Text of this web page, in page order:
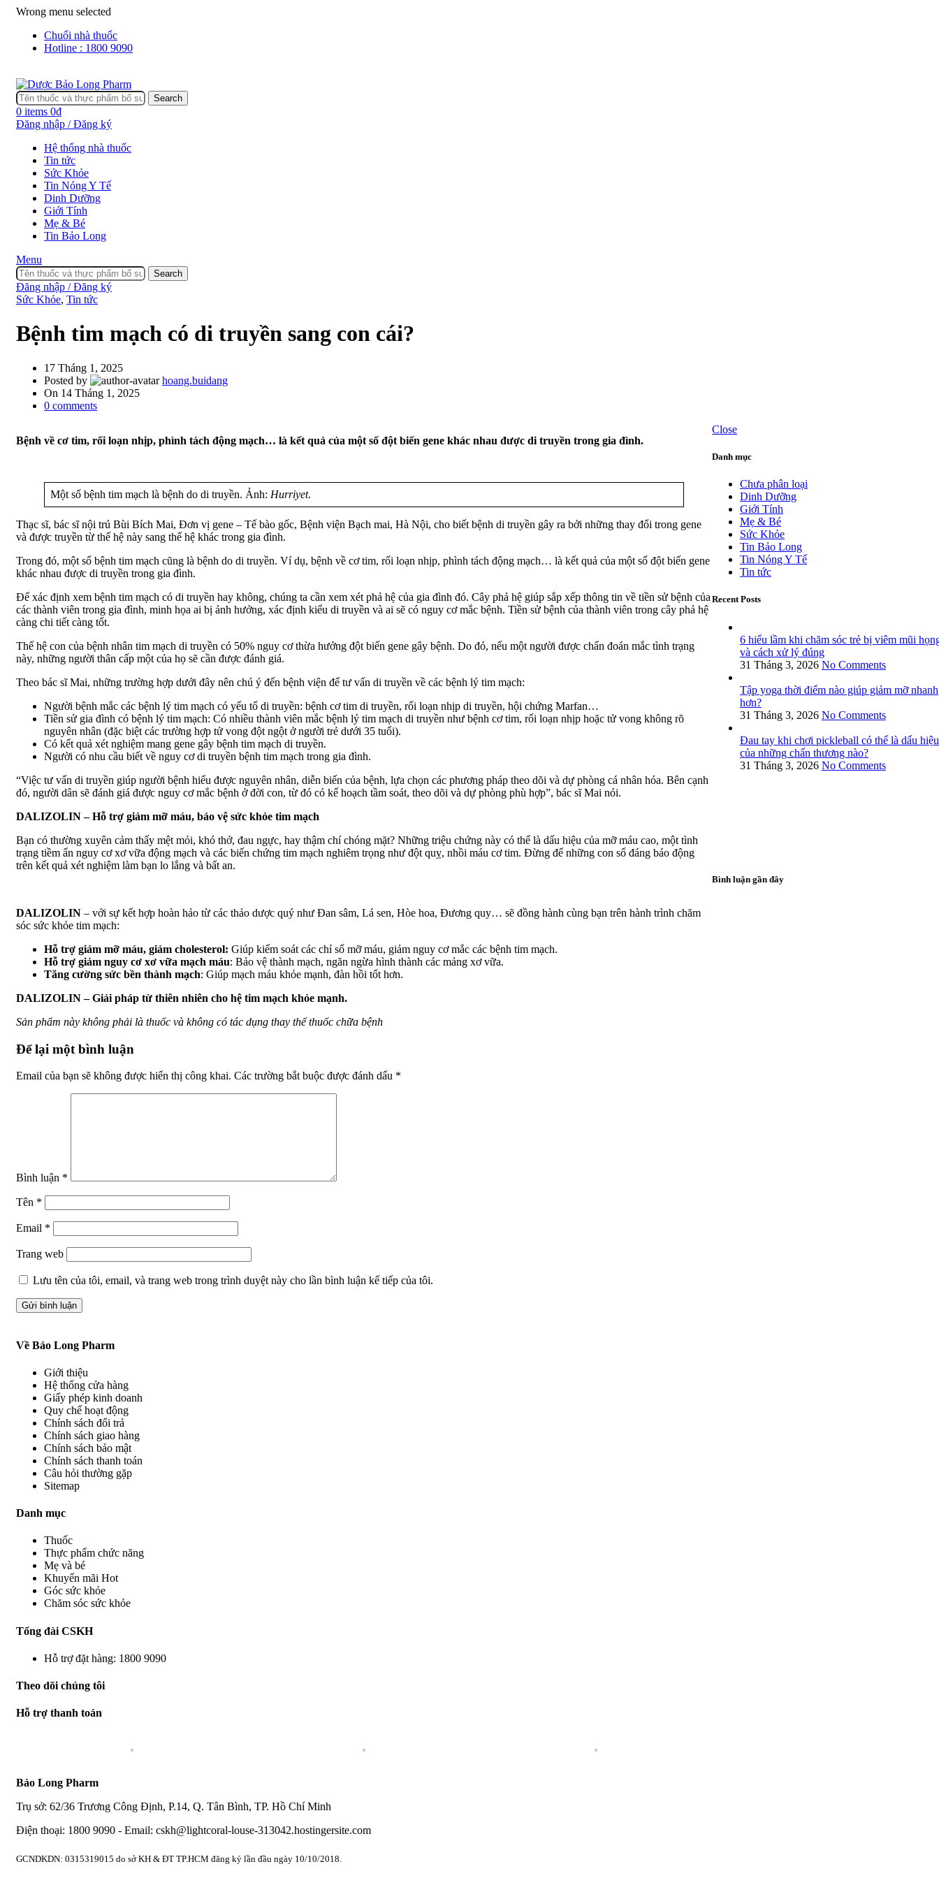
Wrong menu selected
Chuổi nhà thuốc
Hotline : 1800 9090
Search
0 items 0₫
Đăng nhập / Đăng ký
Hệ thống nhà thuốc
Tin tức
Sức Khỏe
Tin Nóng Y Tế
Dinh Dưỡng
Giới Tính
Mẹ & Bé
Tin Bảo Long
Menu
Search
Đăng nhập / Đăng ký
Sức Khỏe, Tin tức
Bệnh tim mạch có di truyền sang con cái?
17 Tháng 1, 2025
Posted by
hoang.buidang
On 14 Tháng 1, 2025
0 comments
Bệnh về cơ tim, rối loạn nhịp, phình tách động mạch… là kết quả của một số đột biến gene khác nhau được di truyền trong gia đình.
Một số bệnh tim mạch là bệnh do di truyền. Ảnh: Hurriyet.
Thạc sĩ, bác sĩ nội trú Bùi Bích Mai, Đơn vị gene – Tế bào gốc, Bệnh viện Bạch mai, Hà Nội, cho biết bệnh di truyền gây ra bởi những thay đổi trong gene
và được truyền từ thế hệ này sang thế hệ khác trong gia đình.
Trong đó, một số bệnh tim mạch cũng là bệnh do di truyền. Ví dụ, bệnh về cơ tim, rối loạn nhịp, phình tách động mạch… là kết quả của một số đột biến gene
khác nhau được di truyền trong gia đình.
Để xác định xem bệnh tim mạch có di truyền hay không, chúng ta cần xem xét phả hệ của gia đình đó. Cây phả hệ giúp sắp xếp thông tin về tiền sử bệnh của
các thành viên trong gia đình, minh họa ai bị ảnh hưởng, xác định kiểu di truyền và ai sẽ có nguy cơ mắc bệnh. Tiền sử bệnh của thành viên trong cây phả hệ
càng chi tiết càng tốt.
Thế hệ con của bệnh nhân tim mạch di truyền có 50% nguy cơ thừa hưởng đột biến gene gây bệnh. Do đó, nếu một người được chẩn đoán mắc tình trạng
này, những người thân cấp một của họ sẽ cần được đánh giá.
Theo bác sĩ Mai, những trường hợp dưới đây nên chú ý đến bệnh viện để tư vấn di truyền về các bệnh lý tim mạch:
Người bệnh mắc các bệnh lý tim mạch có yếu tố di truyền: bệnh cơ tim di truyền, rối loạn nhịp di truyền, hội chứng Marfan…
Tiền sử gia đình có bệnh lý tim mạch: Có nhiều thành viên mắc bệnh lý tim mạch di truyền như bệnh cơ tim, rối loạn nhịp hoặc tử vong không rõ
nguyên nhân (đặc biệt các trường hợp tử vong đột ngột ở người trẻ dưới 35 tuổi).
Có kết quả xét nghiệm mang gene gây bệnh tim mạch di truyền.
Người có nhu cầu biết về nguy cơ di truyền bệnh tim mạch trong gia đình.
“Việc tư vấn di truyền giúp người bệnh hiểu được nguyên nhân, diễn biến của bệnh, lựa chọn các phương pháp theo dõi và dự phòng cá nhân hóa. Bên cạnh
đó, người dân sẽ đánh giá được nguy cơ mắc bệnh ở đời con, từ đó có kế hoạch tầm soát, theo dõi và dự phòng phù hợp”, bác sĩ Mai nói.
DALIZOLIN – Hỗ trợ giảm mỡ máu, bảo vệ sức khỏe tim mạch
Bạn có thường xuyên cảm thấy mệt mỏi, khó thở, đau ngực, hay thậm chí chóng mặt? Những triệu chứng này có thể là dấu hiệu của mỡ máu cao, một tình
trạng tiềm ẩn nguy cơ xơ vữa động mạch và các biến chứng tim mạch nghiêm trọng như đột quỵ, nhồi máu cơ tim. Đừng để những con số đáng báo động
trên kết quả xét nghiệm làm bạn lo lắng và bất an.
DALIZOLIN – với sự kết hợp hoàn hảo từ các thảo dược quý như Đan sâm, Lá sen, Hòe hoa, Đương quy… sẽ đồng hành cùng bạn trên hành trình chăm
sóc sức khỏe tim mạch:
Hỗ trợ giảm mỡ máu, giảm cholesterol: Giúp kiểm soát các chỉ số mỡ máu, giảm nguy cơ mắc các bệnh tim mạch.
Hỗ trợ giảm nguy cơ xơ vữa mạch máu: Bảo vệ thành mạch, ngăn ngừa hình thành các mảng xơ vữa.
Tăng cường sức bền thành mạch: Giúp mạch máu khỏe mạnh, đàn hồi tốt hơn.
DALIZOLIN – Giải pháp từ thiên nhiên cho hệ tim mạch khỏe mạnh.
Sản phẩm này không phải là thuốc và không có tác dụng thay thế thuốc chữa bệnh
Để lại một bình luận
Email của bạn sẽ không được hiển thị công khai. Các trường bắt buộc được đánh dấu *
Bình luận *
Tên *
Email *
Trang web
Lưu tên của tôi, email, và trang web trong trình duyệt này cho lần bình luận kế tiếp của tôi.
Close
Danh mục
Chưa phân loại
Dinh Dưỡng
Giới Tính
Mẹ & Bé
Sức Khỏe
Tin Bảo Long
Tin Nóng Y Tế
Tin tức
Recent Posts
6 hiểu lầm khi chăm sóc trẻ bị viêm mũi
và cách xử lý đúng
31 Tháng 3, 2026 No Comments
Tập yoga thời điểm nào giúp giảm mỡ nhanh
hơn?
31 Tháng 3, 2026 No Comments
Đau tay khi chơi pickleball có thể là dấu hiệu
của những chấn thương nào?
31 Tháng 3, 2026 No Comments
Bình luận gần đây
Về Bảo Long Pharm
Giới thiệu
Hệ thống cửa hàng
Giấy phép kinh doanh
Quy chế hoạt động
Chính sách đổi trả
Chính sách giao hàng
Chính sách bảo mật
Chính sách thanh toán
Câu hỏi thường gặp
Sitemap
Danh mục
Thuốc
Thực phẩm chức năng
Mẹ và bé
Khuyến mãi Hot
Góc sức khỏe
Chăm sóc sức khỏe
Tổng đài CSKH
Hỗ trợ đặt hàng: 1800 9090
Theo dõi chúng tôi
Hỗ trợ thanh toán
Bảo Long Pharm
Trụ sở: 62/36 Trương Công Định, P.14, Q. Tân Bình, TP. Hồ Chí Minh
Điện thoại: 1800 9090 - Email: cskh@lightcoral-louse-313042.hostingersite.com
GCNDKDN: 0315319015 do sở KH & ĐT TP.HCM đăng ký lần đầu ngày 10/10/2018.